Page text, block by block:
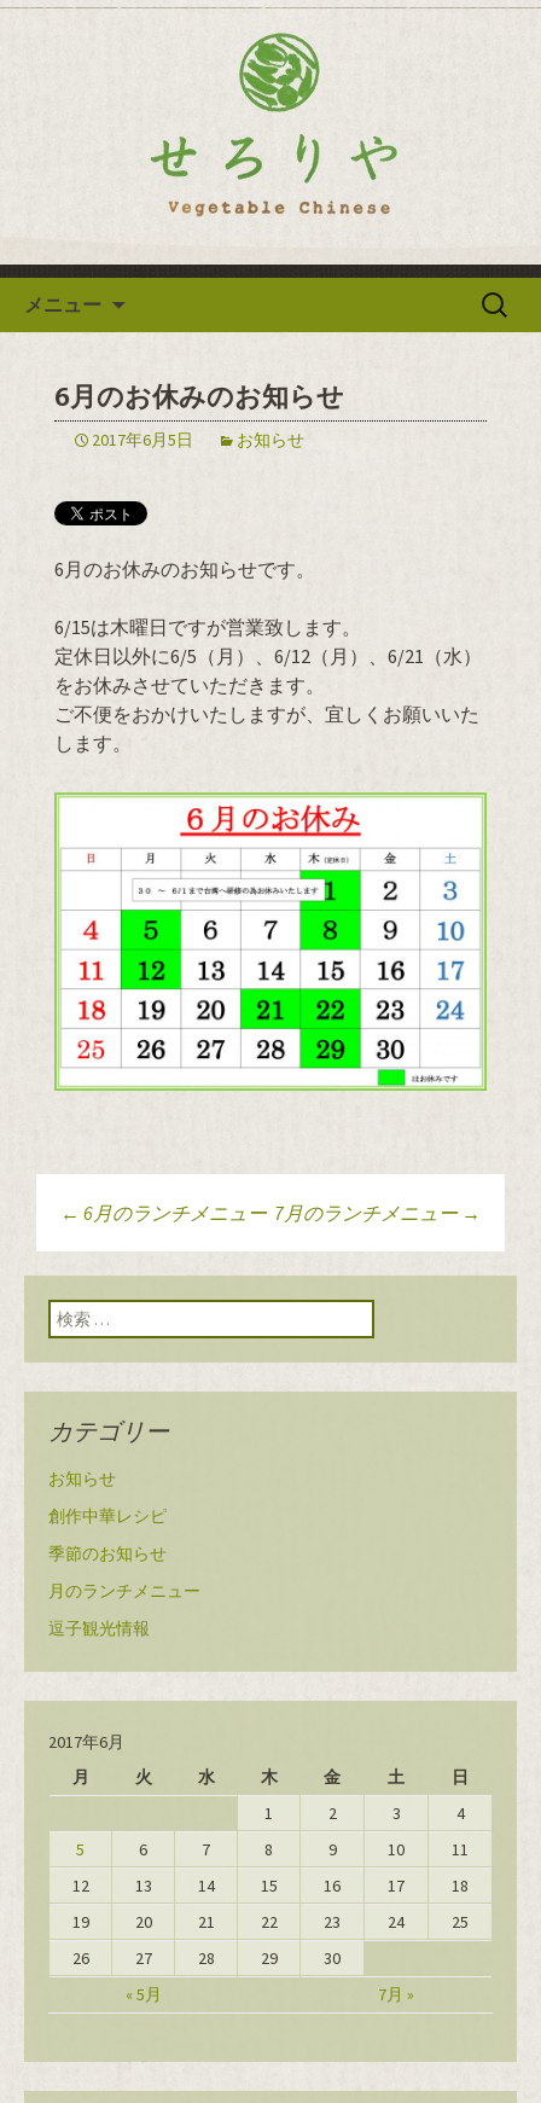
逗子の野菜を使った創作中華
「せろりや」のブログ
逗子の野菜を使った創作中華「せろり
メニュー
検
6月のお休みのお知らせ
2017年6月5日 お知らせ
6月のお休みのお知らせです。
6/15は木曜日ですが営業致します。
定休日以外に6/5（月）、6/12（月）、6/21（水）
をお休みさせていただきます。
ご不便をおかけいたしますが、宜しくお願いいた
します。
投稿ナビゲーショ
ン
← 6月のランチメニュー 7月のランチメニュー →
検索:
カテゴリー
お知らせ
創作中華レシピ
季節のお知らせ
月のランチメニュー
逗子観光情報
2017年6月
月
火 水 木 金 土 日
« 5月 7月 »
1 2 3
4
5
6 7 8 9 10
11
12
13 14 15 16 17
18
19
20 21 22 23 24
25
26
27 28 29 30